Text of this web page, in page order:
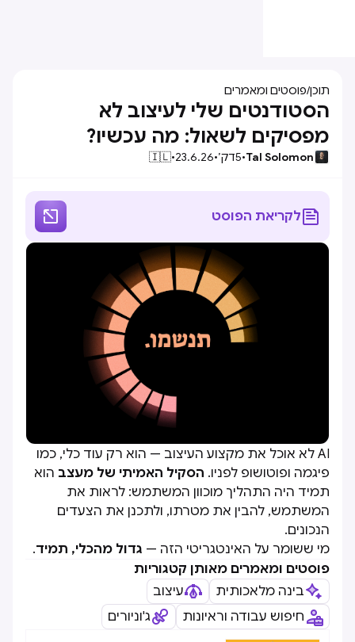
תוכן/פוסטים ומאמרים
הסטודנטים שלי לעיצוב לא
מפסיקים לשאול: מה עכשיו?
Tal Solomon
•
5דק׳•
23.6.26
•
🇮🇱
לקריאת הפוסט 
AI לא אוכל את מקצוע העיצוב — הוא רק עוד כלי, כמו
פיגמה ופוטושופ לפניו. הסקיל האמיתי של מעצב הוא
תמיד היה התהליך מוכוון המשתמש: לראות את
המשתמש, להבין את מטרתו, ולתכנן את הצעדים
הנכונים.
מי ששומר על האינטגריטי הזה — גדול מהכלי, תמיד.
פוסטים ומאמרים מאותן קטגוריות
בינה מלאכותית
עיצוב
חיפוש עבודה וראיונות
ג'וניורים